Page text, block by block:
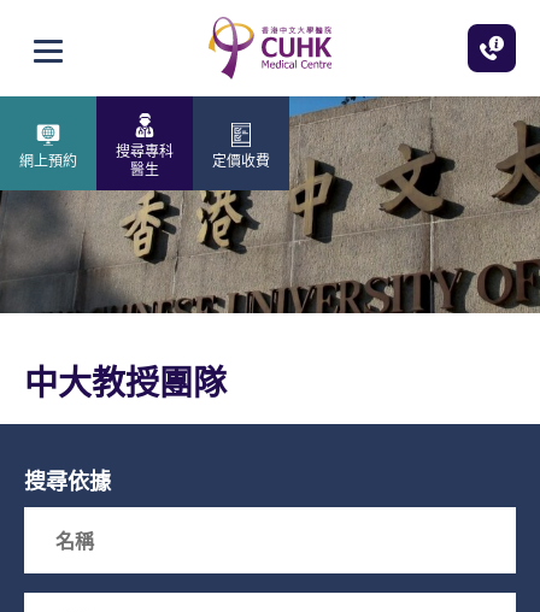
打開選單
網上預約
搜尋專科
醫生
定價收費
中大教授團隊
搜尋依據